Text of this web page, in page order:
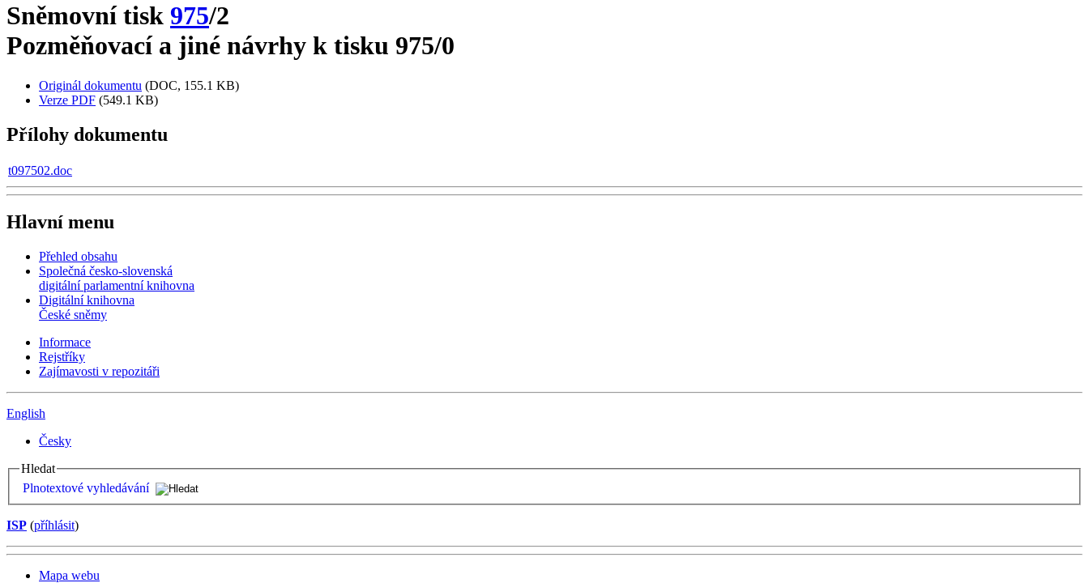
Sněmovní tisk 975/2
Pozměňovací a jiné návrhy k tisku 975/0
Originál dokumentu (DOC, 155.1 KB)
Verze PDF (549.1 KB)
Přílohy dokumentu
t097502.doc
Hlavní menu
Přehled obsahu
Společná česko-slovenská
digitální parlamentní knihovna
Digitální knihovna
České sněmy
Informace
Rejstříky
Zajímavosti v repozitáři
English
Česky
Hledat
Plnotextové vyhledávání
ISP (příhlásit)
Mapa webu